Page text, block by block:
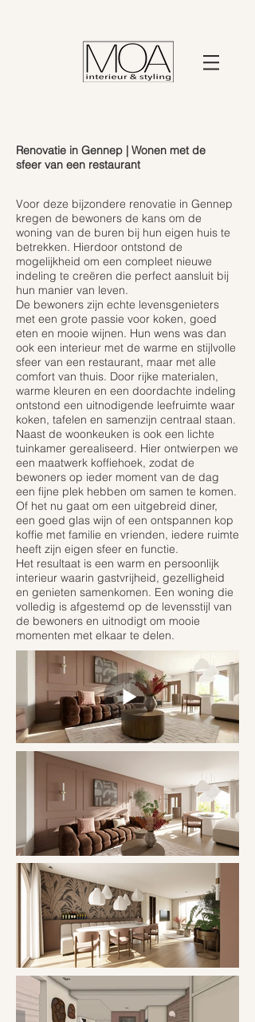
Renovatie in Gennep | Wonen met de
sfeer van een restaurant
Voor deze bijzondere renovatie in Gennep
kregen de bewoners de kans om de
woning van de buren bij hun eigen huis te
betrekken. Hierdoor ontstond de
mogelijkheid om een compleet nieuwe
indeling te creëren die perfect aansluit bij
hun manier van leven.
De bewoners zijn echte levensgenieters
met een grote passie voor koken, goed
eten en mooie wijnen. Hun wens was dan
ook een interieur met de warme en stijlvolle
sfeer van een restaurant, maar met alle
comfort van thuis. Door rijke materialen,
warme kleuren en een doordachte indeling
ontstond een uitnodigende leefruimte waar
koken, tafelen en samenzijn centraal staan.
Naast de woonkeuken is ook een lichte
tuinkamer gerealiseerd. Hier ontwierpen we
een maatwerk koffiehoek, zodat de
bewoners op ieder moment van de dag
een fijne plek hebben om samen te komen.
Of het nu gaat om een uitgebreid diner,
een goed glas wijn of een ontspannen kop
koffie met familie en vrienden, iedere ruimte
heeft zijn eigen sfeer en functie.
Het resultaat is een warm en persoonlijk
interieur waarin gastvrijheid, gezelligheid
en genieten samenkomen. Een woning die
volledig is afgestemd op de levensstijl van
de bewoners en uitnodigt om mooie
momenten met elkaar te delen.